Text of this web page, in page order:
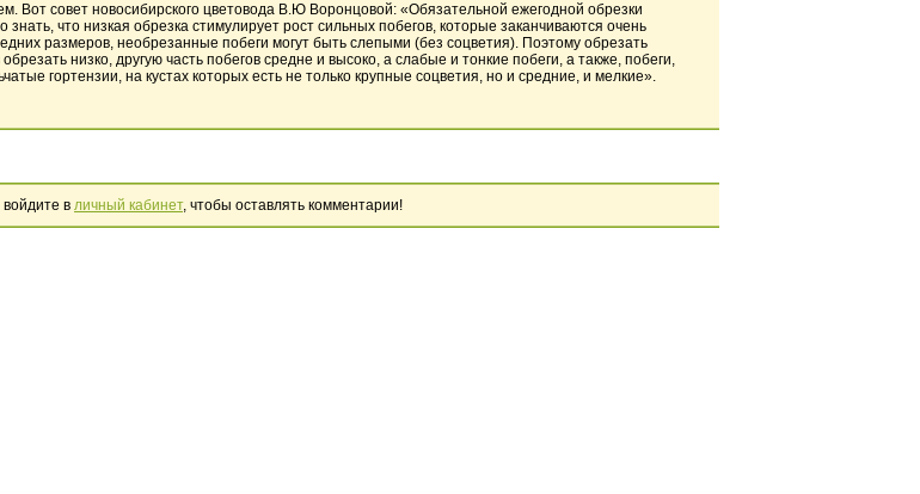
Вот совет новосибирского цветовода В.Ю Воронцовой: «Обязательной ежегодной обрезки
что низкая обрезка стимулирует рост сильных побегов, которые заканчиваются очень
размеров, необрезанные побеги могут быть слепыми (без соцветия). Поэтому обрезать
низко, другую часть побегов средне и высоко, а слабые и тонкие побеги, а также, побеги,
гортензии, на кустах которых есть не только крупные соцветия, но и средние, и мелкие».
в личный кабинет, чтобы оставлять комментарии!